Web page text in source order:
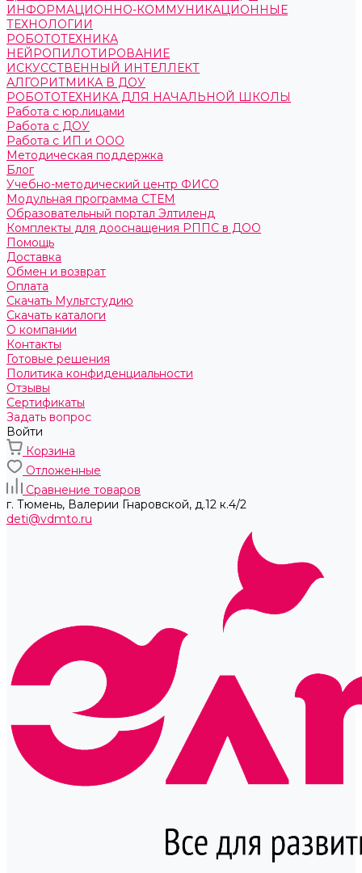
ИНФОРМАЦИОННО-КОММУНИКАЦИОННЫЕ
ТЕХНОЛОГИИ
РОБОТОТЕХНИКА
НЕЙРОПИЛОТИРОВАНИЕ
ИСКУССТВЕННЫЙ ИНТЕЛЛЕКТ
АЛГОРИТМИКА В ДОУ
РОБОТОТЕХНИКА ДЛЯ НАЧАЛЬНОЙ ШКОЛЫ
Работа с юр.лицами
Работа с ДОУ
Работа с ИП и ООО
Методическая поддержка
Блог
Учебно-методический центр ФИСО
Модульная программа СТЕМ
Образовательный портал Элтиленд
Комплекты для дооснащения РППС в ДОО
Помощь
Доставка
Обмен и возврат
Оплата
Скачать Мультстудию
Скачать каталоги
О компании
Контакты
Готовые решения
Политика конфиденциальности
Отзывы
Сертификаты
Задать вопрос
Войти
Корзина
Отложенные
Сравнение товаров
г. Тюмень, ​Валерии Гнаровской, д.12 к.4/2
deti@vdmto.ru